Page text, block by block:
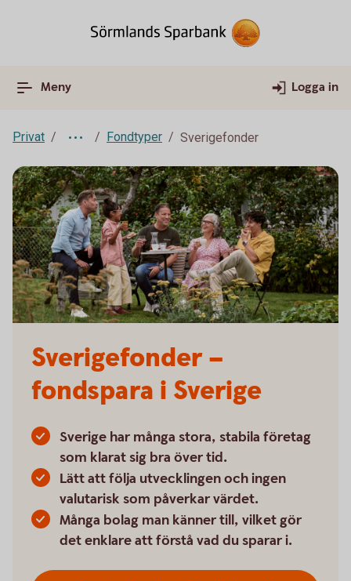
Meny Logga in
Privat Fondtyper Sverigefonder
Sverigefonder –
fondspara i Sverige
Sverige har många stora, stabila företag
som klarat sig bra över tid.
Lätt att följa utvecklingen och ingen
valutarisk som påverkar värdet.
Många bolag man känner till, vilket gör
det enklare att förstå vad du sparar i.